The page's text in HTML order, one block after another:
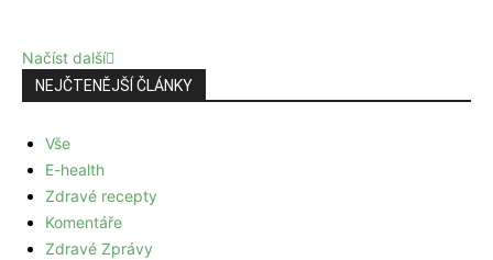
Načíst další
NEJČTENĚJŠÍ ČLÁNKY
Vše
E-health
Zdravé recepty
Komentáře
Zdravé Zprávy